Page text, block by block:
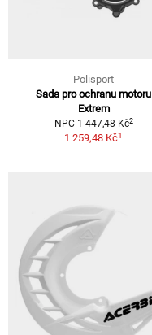
Polisport
Sada pro ochranu motoru
Extrem
NPC 1 447,48 Kč2
1 259,48 Kč1